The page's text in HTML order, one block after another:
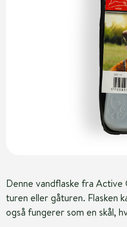
Denne vandflaske fra
turen eller gåturen. Flasken
også fungerer som en skål,